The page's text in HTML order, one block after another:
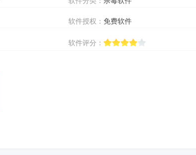
软件授权： 免费软件
软件评分：